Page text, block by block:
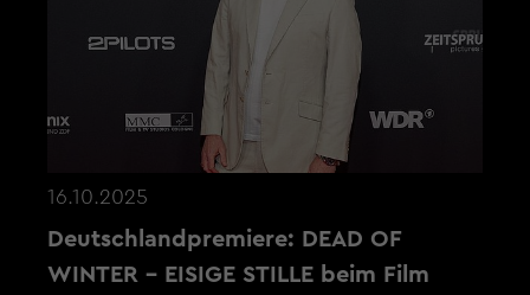
16.10.2025
Deutschlandpremiere: DEAD OF
WINTER - EISIGE STILLE beim Film